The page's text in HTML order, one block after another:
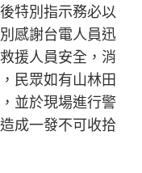
特別指示務必以
感謝台電人員迅
援人員安全，消
民眾如有山林田
並於現場進行警
成一發不可收拾